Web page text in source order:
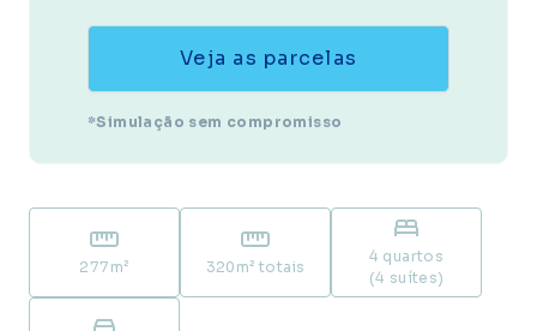
277 m² 320 m² totais
4 quartos
(4 suítes)
Veja as parcelas
*Simulação sem compromisso